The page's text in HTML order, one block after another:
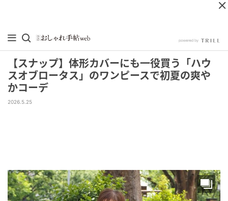
【スナップ】体形カバーにも一役買う「ハウ
スオブロータス」のワンピースで初夏の爽や
かコーデ
2026.5.25